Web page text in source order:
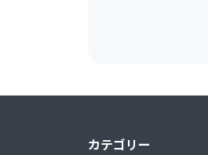
カテゴリー